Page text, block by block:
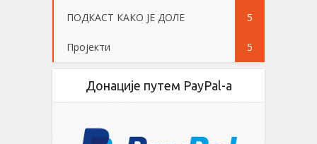
ПОДКАСТ КАКО ЈЕ ДОЛЕ 5
Пројекти 5
Донације путем PayPal-a